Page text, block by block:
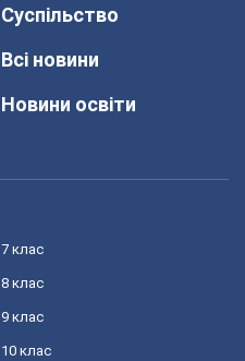
Суспільство
Всі новини
Новини освіти
7 клас
8 клас
9 клас
10 клас